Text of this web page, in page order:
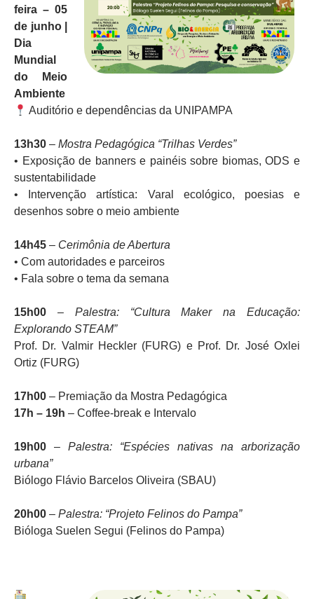
feira – 05
de junho |
Dia
Mundial
do Meio
Ambiente
Auditório e dependências da UNIPAMPA
13h30 – Mostra Pedagógica “Trilhas Verdes”
• Exposição de banners e painéis sobre biomas, ODS e
sustentabilidade
• Intervenção artística: Varal ecológico, poesias e
desenhos sobre o meio ambiente
14h45 – Cerimônia de Abertura
• Com autoridades e parceiros
• Fala sobre o tema da semana
15h00 – Palestra: “Cultura Maker na Educação:
Explorando STEAM”
Prof. Dr. Valmir Heckler (FURG) e Prof. Dr. José Oxlei
Ortiz (FURG)
17h00 – Premiação da Mostra Pedagógica
17h – 19h – Coffee-break e Intervalo
19h00 – Palestra: “Espécies nativas na arborização
urbana”
Biólogo Flávio Barcelos Oliveira (SBAU)
20h00 – Palestra: “Projeto Felinos do Pampa”
Bióloga Suelen Segui (Felinos do Pampa)